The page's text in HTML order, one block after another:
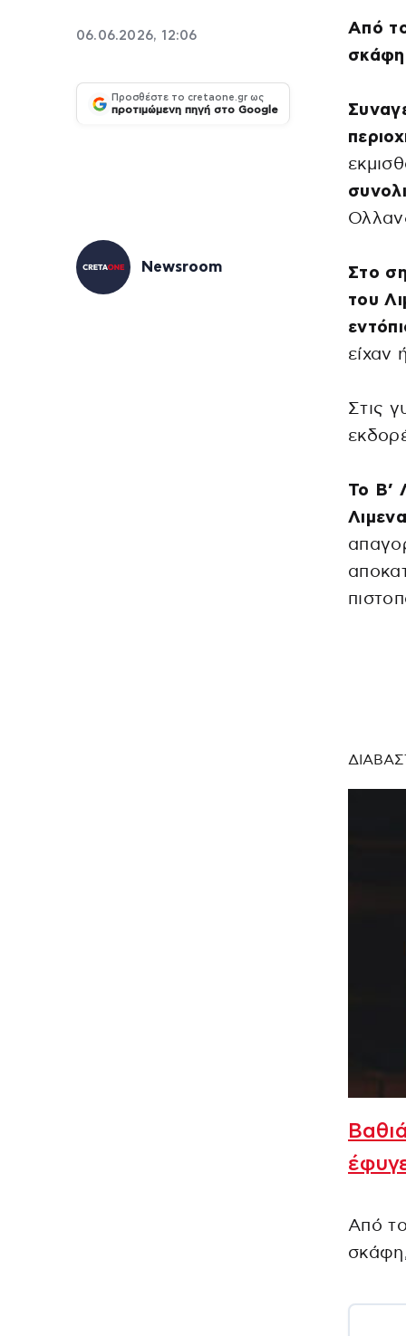
06.06.2026, 12:06
Προσθέστε το cretaone.gr ως
προτιμώμενη πηγή στο Google
Newsroom
Από
Στο
του
είχαν
Στις
Το Β’
Από